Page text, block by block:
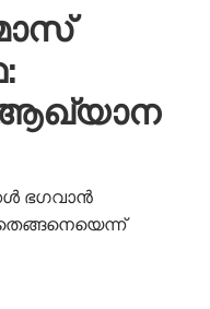
ഭഗവാൻ